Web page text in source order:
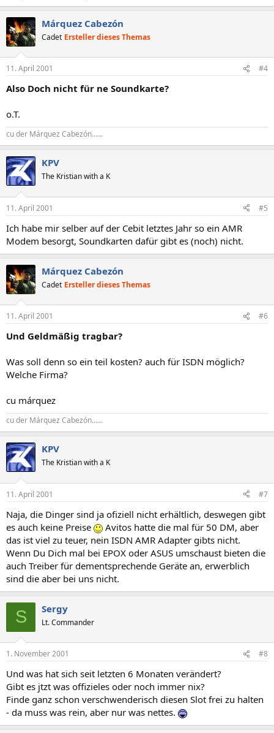
Márquez Cabezón
Cadet Ersteller dieses Themas
11. April 2001 #4
Also Doch nicht für ne Soundkarte?
o.T.
cu der Márquez Cabezón......
KPV
The Kristian with a K
11. April 2001 #5
Ich habe mir selber auf der Cebit letztes Jahr so ein AMR
Modem besorgt, Soundkarten dafür gibt es (noch) nicht.
Márquez Cabezón
Cadet Ersteller dieses Themas
11. April 2001 #6
Und Geldmäßig tragbar?
Was soll denn so ein teil kosten? auch für ISDN möglich?
Welche Firma?
cu márquez
cu der Márquez Cabezón......
KPV
The Kristian with a K
11. April 2001 #7
Naja, die Dinger sind ja ofiziell nicht erhältlich, deswegen gibt
es auch keine Preise
Avitos hatte die mal für 50 DM, aber
das ist viel zu teuer, nein ISDN AMR Adapter gibts nicht.
Wenn Du Dich mal bei EPOX oder ASUS umschaust bieten die
auch Treiber für dementsprechende Geräte an, erwerblich
sind die aber bei uns nicht.
S Sergy
Lt. Commander
1. November 2001 #8
Und was hat sich seit letzten 6 Monaten verändert?
Gibt es jtzt was offizieles oder noch immer nix?
Finde ganz schon verschwenderisch diesen Slot frei zu halten
- da muss was rein, aber nur was nettes.